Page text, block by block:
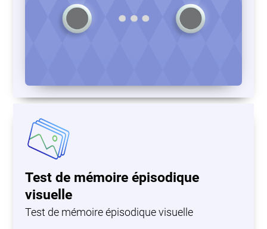
Test de mémoire épisodique
visuelle
Test de mémoire épisodique visuelle